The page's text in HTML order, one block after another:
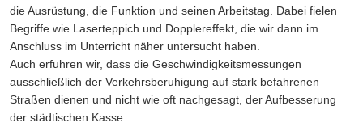
die Ausrüstung, die Funktion und seinen Arbeitstag. Dabei fielen
Begriffe wie Laserteppich und Dopplereffekt, die wir dann im
Anschluss im Unterricht näher untersucht haben.
Auch erfuhren wir, dass die Geschwindigkeitsmessungen
ausschließlich der Verkehrsberuhigung auf stark befahrenen
Straßen dienen und nicht wie oft nachgesagt, der Aufbesserung
der städtischen Kasse.